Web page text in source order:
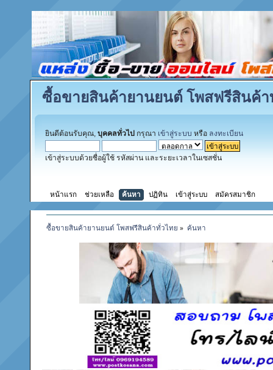
ซื้อขายสินค้ายานยนต์ โพสฟรีสินค้า
ยินดีต้อนรับคุณ, บุคคลทั่วไป กรุณา เข้าสู่ระบบ หรือ ลงทะเบียน
เข้าสู่ระบบด้วยชื่อผู้ใช้ รหัสผ่าน และระยะเวลาในเซสชั่น
หน้าแรก ช่วยเหลือ ค้นหา ปฏิทิน เข้าสู่ระบบ สมัครสมาชิก
ซื้อขายสินค้ายานยนต์ โพสฟรีสินค้าทั่วไทย » ค้นหา